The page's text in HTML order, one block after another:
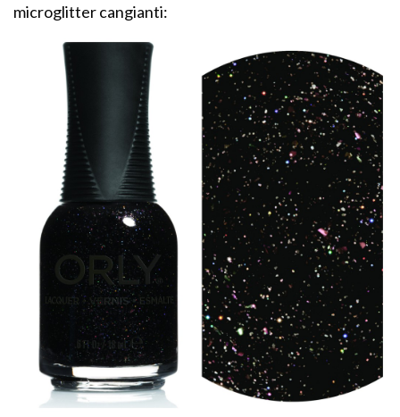
microglitter cangianti: